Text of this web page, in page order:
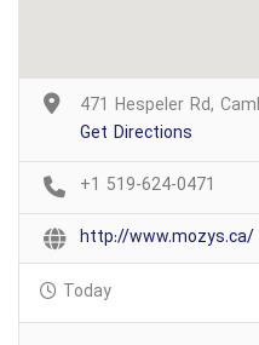
471 Hespeler Rd,
Get Directions
+1 519-624-0471
http://www.mozys.ca/
Today